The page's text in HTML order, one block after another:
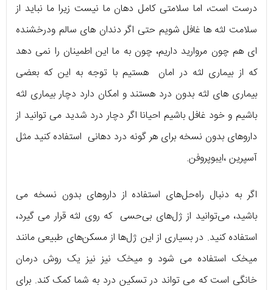
درست است، اما سلامتی کامل دهان ما نیست زیرا ما نباید از
سلامت لثه ها غافل شویم حتی اگر دندان های سالم ودرخشنده
ای هم چون مروارید داریم، چون به ما این اطمینان را نمی دهد
که از بیماری لثه در امان هستیم با توجه به این که بعضی
بیماری های لثه بدون درد هستند و امکان دارد دچار بیماری لثه
باشیم و خود غافل باشیم احیانا اگر دچار درد شدید می توانید از
داروهای بدون نسخه برای هر گونه درد دهانی استفاده کنید مثل
آسپرین ،ایبوپروفن.
اگر به دنبال راه‌حل‌های استفاده از داروهای بدون نسخه می
باشید، می‌توانید از ژل‌های بی‌حسی که روی لثه قرار می گیرد،
استفاده کنید. در بسیاری از این ژل‌ها از مسکن‌های طبیعی مانند
میخک استفاده می شود و میخک نیز نیز یک روش درمان
خانگی است که می تواند در تسکین درد به شما کمک کند. برای